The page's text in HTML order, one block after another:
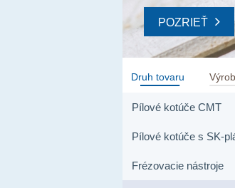
POZRIEŤ
Druh tovaru
Pílové kotúče CMT
Pílové kotúče s SK-
Frézovacie nástroje